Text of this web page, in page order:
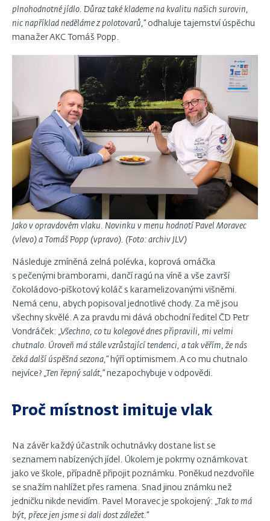
plnohodnotné jídlo. Důraz také klademe na kvalitu našich surovin,
nic například neděláme z polotovarů,“ odhaluje tajemství úspěchu
manažer AKC Tomáš Popp.
Jako v opravdovém vlaku. Novinku v menu hodnotí Pavel Moravec
(vlevo) a Tomáš Popp (vpravo). (Foto: archiv JLV)
Následuje zmíněná zelná polévka, koprová omáčka
s pečenými bramborami, dančí ragú na víně a vše završí
čokoládovo-piškotový koláč s karamelizovanými višněmi.
Nemá cenu, abych popisoval jednotlivé chody. Za mě jsou
všechny skvělé. A za pravdu mi dává obchodní ředitel ČD Petr
Vondráček: „Všechno, co tu kolegové dnes připravili, mi velmi
chutnalo. Úroveň má stále vzrůstající tendenci, a tak věřím, že nás
čeká další úspěšná sezona,“ hýří optimismem. A co mu chutnalo
nejvíce? „Ten řepný salát,“ nezapochybuje v odpovědi.
Proč místnost imituje vlak
Na závěr každý účastník ochutnávky dostane list se
seznamem nabízených jídel. Úkolem je pokrmy oznámkovat
jako ve škole, případně připojit poznámku. Poněkud nezdvořile
se snažím nahlížet přes ramena. Snad jinou známku než
jedničku nikde nevidím. Pavel Moravec je spokojený: „Tak to má
být, přece jen jsme si dali dost záležet.“